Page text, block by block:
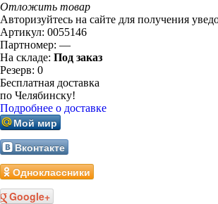
Отложить товар
Авторизуйтесь на сайте для получения
Артикул: 0055146
Партномер: —
На складе: Под заказ
Резерв: 0
Бесплатная доставка
по Челябинску!
Подробнее о доставке
Мой мир
Вконтакте
Одноклассники
Google+